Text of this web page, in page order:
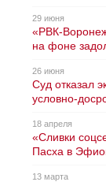
29 июня
«РВК-
на фоне
26 июня
Суд отказал
условно-
18 апреля
«Сливки
Пасха в
13 марта